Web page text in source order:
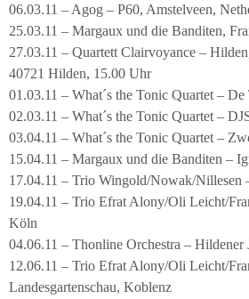
06.03.11 – Agog – P60, Amstelveen,
25.03.11 – Margaux und die Banditen,
27.03.11 – Quartett Clairvoyance –
40721 Hilden, 15.00 Uhr
01.03.11 – What´s the Tonic Quartet –
02.03.11 – What´s the Tonic Quartet –
03.04.11 – What´s the Tonic Quartet –
15.04.11 – Margaux und die Banditen –
17.04.11 – Trio Wingold/Nowak/Nillesen
19.04.11 – Trio Efrat Alony/Oli Leicht/
Köln
04.06.11 – Thonline Orchestra – Hildener
12.06.11 – Trio Efrat Alony/Oli Leicht/
Landesgartenschau, Koblenz